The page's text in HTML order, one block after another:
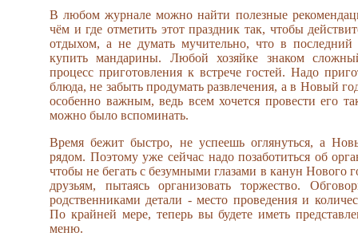
В любом журнале можно найти полезные
чём и где отметить этот праздник так, чтобы
отдыхом, а не думать мучительно, что в
купить мандарины. Любой хозяйке знаком
процесс приготовления к встрече гостей. Надо
блюда, не забыть продумать развлечения, а в Новый
особенно важным, ведь всем хочется провести его
можно было вспоминать.
Время бежит быстро, не успеешь оглянуться, а
рядом. Поэтому уже сейчас надо позаботиться об
чтобы не бегать с безумными глазами в канун Нового
друзьям, пытаясь организовать торжество.
родственниками детали - место проведения и
По крайней мере, теперь вы будете иметь
меню.